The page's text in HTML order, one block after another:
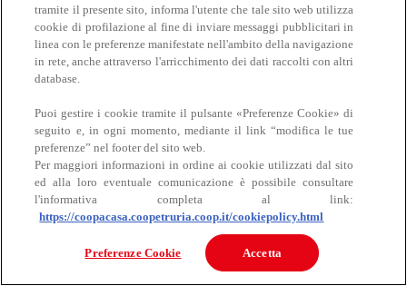
Carne
Carne
Bovino
tramite il presente sito, informa l'utente che tale sito web utilizza
cookie di profilazione al fine di inviare messaggi pubblicitari in
linea con le preferenze manifestate nell'ambito della navigazione
in rete, anche attraverso l'arricchimento dei dati raccolti con altri
database.
Puoi gestire i cookie tramite il pulsante «Preferenze Cookie» di
seguito e, in ogni momento, mediante il link “modifica le tue
preferenze” nel footer del sito web.
Per maggiori informazioni in ordine ai cookie utilizzati dal sito
ed alla loro eventuale comunicazione è possibile consultare
l'informativa completa al link:
https://coopacasa.coopetruria.coop.it/cookiepolicy.html
Preferenze Cookie Accetta